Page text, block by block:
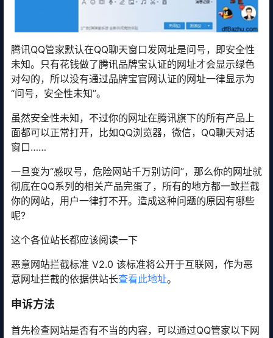
腾讯QQ管家默认在QQ聊天窗口发网址是问号，即安全性
未知。只有花钱做了腾讯品牌宝认证的网址才会显示绿色
对勾的，所以没有通过品牌宝官网认证的网址一律显示为
“问号，安全性未知”。
虽然安全性未知，不过你的网址在腾讯旗下的所有产品上
面都可以正常打开，比如QQ浏览器，微信，QQ聊天对话
窗口……
一旦变为“感叹号，危险网站千万别访问”，那么你的网址就
彻底在QQ系列的相关产品完蛋了，所有的地方都一致拦截
你的网站，用户一律打不开。造成这种问题的原因有哪些
呢?
这个各位站长都应该阅读一下
恶意网站拦截标准 V2.0 该标准将公开于互联网，作为恶
意网址拦截的依据供站长查看此地址。
申诉方法
首先检查网站是否有不当的内容，可以通过QQ管家以下网